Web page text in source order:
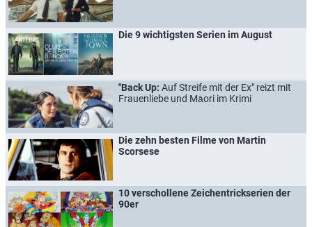
Die 9 wichtigsten Serien im August
"Back Up: Auf Streife mit der Ex" reizt mit
Frauenliebe und Māori im Krimi
Die zehn besten Filme von Martin
Scorsese
10 verschollene Zeichentrickserien der
90er